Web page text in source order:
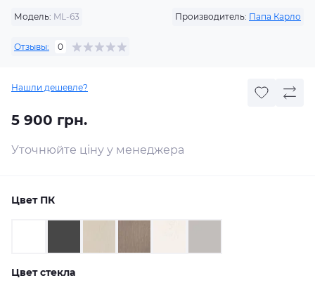
Модель: ML-63 Производитель: Папа Карло
Отзывы: 0
Нашли дешевле?
5 900 грн.
Уточнюйте ціну у менеджера
Цвет ПК
Цвет стекла